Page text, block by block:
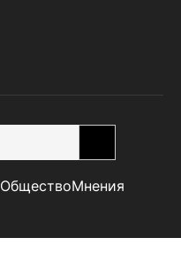
ОбществоМнения